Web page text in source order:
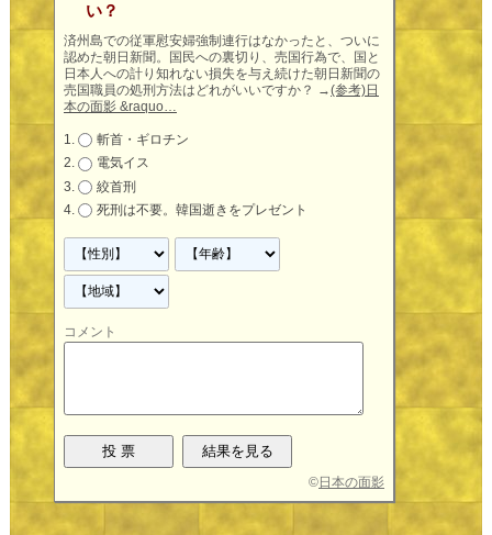
い？
済州島での従軍慰安婦強制連行はなかったと、ついに
認めた朝日新聞。国民への裏切り、売国行為で、国と
日本人への計り知れない損失を与え続けた朝日新聞の
売国職員の処刑方法はどれがいいですか？ →(参考)日
本の面影 &raquo…
斬首・ギロチン
電気イス
絞首刑
死刑は不要。韓国逝きをプレゼント
コメント
©日本の面影